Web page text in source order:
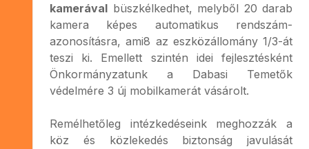
kamerával büszkélkedhet, melyből 20 darab
kamera képes automatikus rendszám-
azonosításra, ami8 az eszközállomány 1/3-át
teszi ki. Emellett szintén idei fejlesztésként
Önkormányzatunk a Dabasi Temetők
védelmére 3 új mobilkamerát vásárolt.
Remélhetőleg intézkedéseink meghozzák a
köz és közlekedés biztonság javulását